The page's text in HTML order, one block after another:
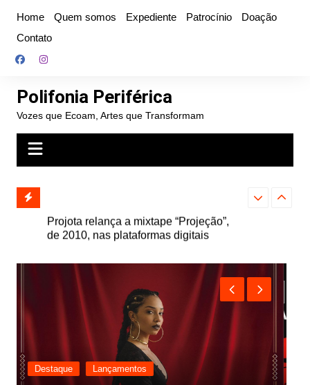
conteúdo
Home Quem somos Expediente Patrocínio
Doação
Contato
Polifonia Periférica
Vozes que Ecoam, Artes que Transformam
e abre
autoral,
Farofa
Destaque Lançamentos